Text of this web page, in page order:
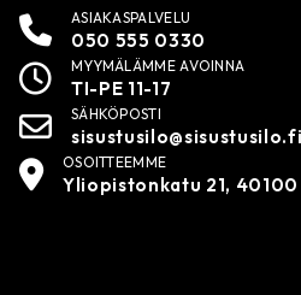
ASIAKASPALVELU
050 555 0330
MYYMÄLÄMME AVOINNA
TI-PE 11-17
SÄHKÖPOSTI
sisustusilo@sisustusilo.fi
OSOITTEEMME
Yliopistonkatu 21, 40100